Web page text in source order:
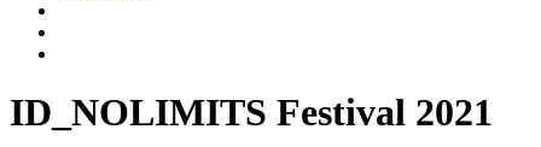
ID_NOLIMITS Festival 2021